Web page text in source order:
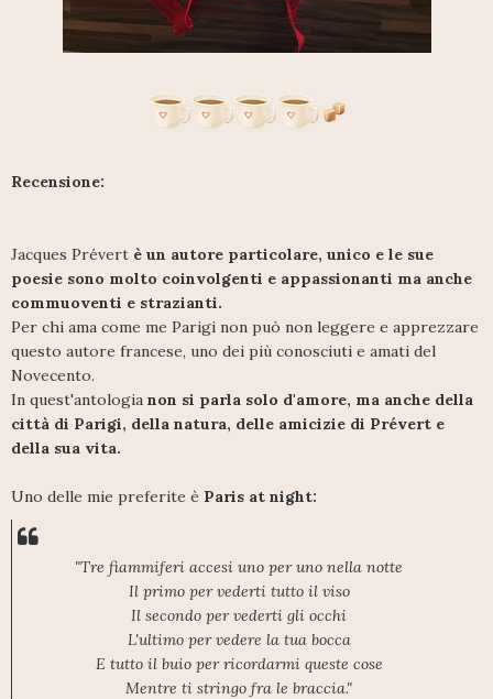
Recensione:
Jacques Prévert è un autore particolare, unico e le sue
poesie sono molto coinvolgenti e appassionanti ma anche
commuoventi e strazianti.
Per chi ama come me Parigi non può non leggere e apprezzare
questo autore francese, uno dei più conosciuti e amati del
Novecento.
In quest'antologia non si parla solo d'amore, ma anche della
città di Parigi, della natura, delle amicizie di Prévert e
della sua vita.
Uno delle mie preferite è Paris at night:
"Tre fiammiferi accesi uno per uno nella notte
Il primo per vederti tutto il viso
Il secondo per vederti gli occhi
L'ultimo per vedere la tua bocca
E tutto il buio per ricordarmi queste cose
Mentre ti stringo fra le braccia."